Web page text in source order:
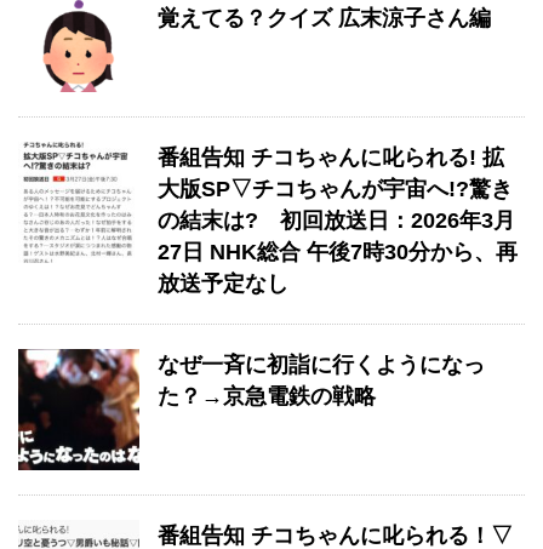
覚えてる？クイズ 広末涼子さん編
番組告知 チコちゃんに叱られる! 拡
大版SP▽チコちゃんが宇宙へ!?驚き
の結末は? 初回放送日：2026年3月
27日 NHK総合 午後7時30分から、再
放送予定なし
なぜ一斉に初詣に行くようになっ
た？→京急電鉄の戦略
番組告知 チコちゃんに叱られる！▽